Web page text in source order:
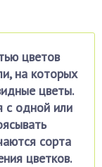
цветов
на которых
цветы.
с одной или
сорта
цветков.